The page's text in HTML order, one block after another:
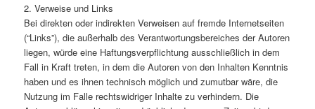
2. Verweise und Links
Bei direkten oder indirekten Verweisen auf fremde Internetseiten
(“Links”), die außerhalb des Verantwortungsbereiches der Autoren
liegen, würde eine Haftungsverpflichtung ausschließlich in dem
Fall in Kraft treten, in dem die Autoren von den Inhalten Kenntnis
haben und es ihnen technisch möglich und zumutbar wäre, die
Nutzung im Falle rechtswidriger Inhalte zu verhindern. Die